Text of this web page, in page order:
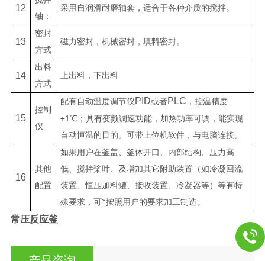
12
轴：
采用自润滑耐磨轴套，适合于各种介质的搅拌。
13
密封
方式
磁力密封，机械密封，填料密封。
14
出料
方式
上出料，下出料
15
控制
仪
配有自动温度调节仪 PID或者PLC ，控温精度
±1 ℃；具有变频调速功能，加热功率可调，能实现
自动恒温的目的。可带上位机软件，与电脑连接。
16
其他
配置
如果用户在釜盖、釜体开口、内部结构、压力高
低、搅拌桨叶、及增加其它附助装置（如冷凝回流
装置、恒压加料罐、接收装置、冷凝器等）等有特
殊要求，可*按照用户的要求加工制造。
常压反应釜